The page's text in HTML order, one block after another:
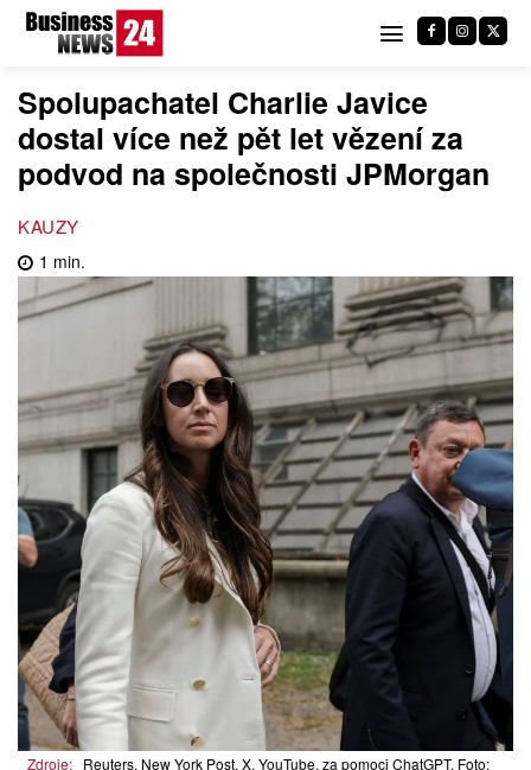
Spolupachatel Charlie Javice
dostal více než pět let vězení za
podvod na společnosti JPMorgan
KAUZY
1 min.
Zdroje: Reuters, New York Post, X, YouTube, za pomoci ChatGPT, Foto: